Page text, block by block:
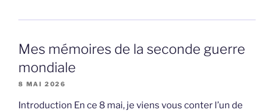
Mes mémoires de la seconde guerre
mondiale
8 MAI 2026
Introduction En ce 8 mai, je viens vous conter l’un de